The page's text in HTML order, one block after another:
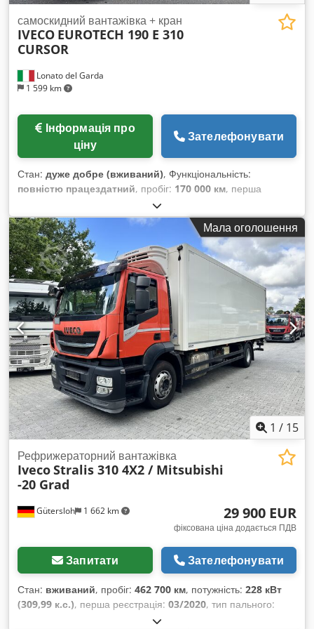
Lonato del Garda
1 599 km
самоскидний вантажівка + кран
IVECO EUROTECH 190 E 310
CURSOR
ціну
Зателефонувати
Стан: дуже добре (вживаний), Функціональність:
повністю працездатний, пробіг: 170 000 км, перша
, тип пального:
18 000 кг, колісна база:3 690 мм, паливо:дизель, гальма:
інше, клас викидів: інше, Рік виготовлення:
2001, Обладнання:
ABS, кондиціонер, кран, подушка
безпеки, протитуманні фари,
Мала оголошення
1 / 15
Gütersloh 1 662 km
Рефрижераторний вантажівка
IvecoStralis 310 4X2 / Mitsubishi
-20 Grad
29 900 EUR
фіксована ціна додається ПДВ
Запитати Зателефонувати
Стан: вживаний, пробіг: 462 700 км, потужність: 228 кВт
(309,99 к.с.), перша реєстрація: 03/2020, тип пального:
, маса без навантаження: